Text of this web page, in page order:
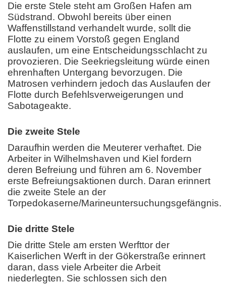
Die erste Stele steht am Großen Hafen am
Südstrand. Obwohl bereits über einen
Waffenstillstand verhandelt wurde, sollt die
Flotte zu einem Vorstoß gegen England
auslaufen, um eine Entscheidungsschlacht zu
provozieren. Die Seekriegsleitung würde einen
ehrenhaften Untergang bevorzugen. Die
Matrosen verhindern jedoch das Auslaufen der
Flotte durch Befehlsverweigerungen und
Sabotageakte.
Die zweite Stele
Daraufhin werden die Meuterer verhaftet. Die
Arbeiter in Wilhelmshaven und Kiel fordern
deren Befreiung und führen am 6. November
erste Befreiungsaktionen durch. Daran erinnert
die zweite Stele an der
Torpedokaserne/Marineuntersuchungsgefängnis.
Die dritte Stele
Die dritte Stele am ersten Werfttor der
Kaiserlichen Werft in der Gökerstraße erinnert
daran, dass viele Arbeiter die Arbeit
niederlegten. Sie schlossen sich den